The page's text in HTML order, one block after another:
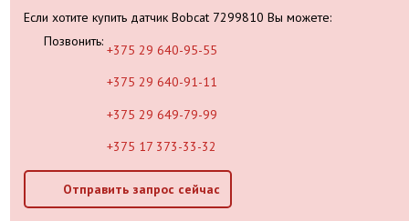
Если хотите купить датчик Bobcat 7299810 Вы можете:
Позвонить:
+375 29 640-95-55
+375 29 640-91-11
+375 29 649-79-99
+375 17 373-33-32
Отправить запрос сейчас